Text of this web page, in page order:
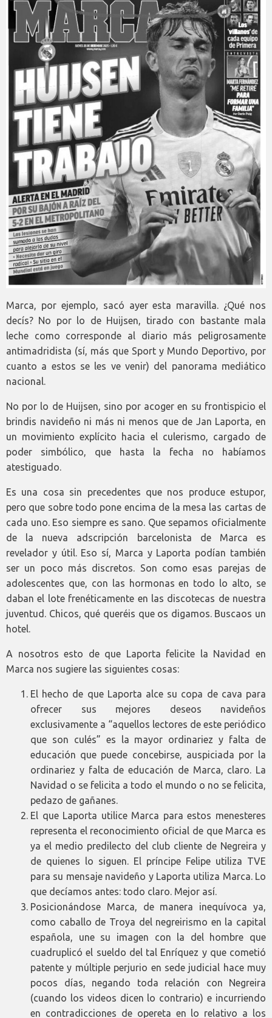
Marca, por ejemplo, sacó ayer esta maravilla. ¿Qué nos
decís? No por lo de Huijsen, tirado con bastante mala
leche como corresponde al diario más peligrosamente
antimadridista (sí, más que Sport y Mundo Deportivo, por
cuanto a estos se les ve venir) del panorama mediático
nacional.
No por lo de Huijsen, sino por acoger en su frontispicio el
brindis navideño ni más ni menos que de Jan Laporta, en
un movimiento explícito hacia el culerismo, cargado de
poder simbólico, que hasta la fecha no habíamos
atestiguado.
Es una cosa sin precedentes que nos produce estupor,
pero que sobre todo pone encima de la mesa las cartas de
cada uno. Eso siempre es sano. Que sepamos oficialmente
de la nueva adscripción barcelonista de Marca es
revelador y útil. Eso sí, Marca y Laporta podían también
ser un poco más discretos. Son como esas parejas de
adolescentes que, con las hormonas en todo lo alto, se
daban el lote frenéticamente en las discotecas de nuestra
juventud. Chicos, qué queréis que os digamos. Buscaos un
hotel.
A nosotros esto de que Laporta felicite la Navidad en
Marca nos sugiere las siguientes cosas:
El hecho de que Laporta alce su copa de cava para
ofrecer sus mejores deseos navideños
exclusivamente a “aquellos lectores de este periódico
que son culés” es la mayor ordinariez y falta de
educación que puede concebirse, auspiciada por la
ordinariez y falta de educación de Marca, claro. La
Navidad o se felicita a todo el mundo o no se felicita,
pedazo de gañanes.
El que Laporta utilice Marca para estos menesteres
representa el reconocimiento oficial de que Marca es
ya el medio predilecto del club cliente de Negreira y
de quienes lo siguen. El príncipe Felipe utiliza TVE
para su mensaje navideño y Laporta utiliza Marca. Lo
que decíamos antes: todo claro. Mejor así.
Posicionándose Marca, de manera inequívoca ya,
como caballo de Troya del negreirismo en la capital
española, une su imagen con la del hombre que
cuadruplicó el sueldo del tal Enríquez y que cometió
patente y múltiple perjurio en sede judicial hace muy
pocos días, negando toda relación con Negreira
(cuando los videos dicen lo contrario) e incurriendo
en contradicciones de opereta en lo relativo a los